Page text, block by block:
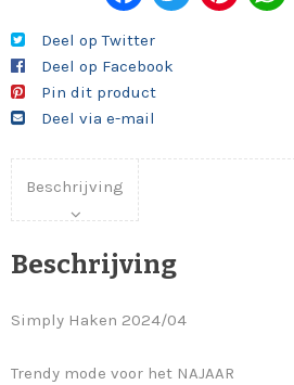
ok
Deel op Twitter
Deel op Facebook
Pin dit product
Deel via e-mail
Beschrijving
Beschrijving
Simply Haken 2024/04
Trendy mode voor het NAJAAR